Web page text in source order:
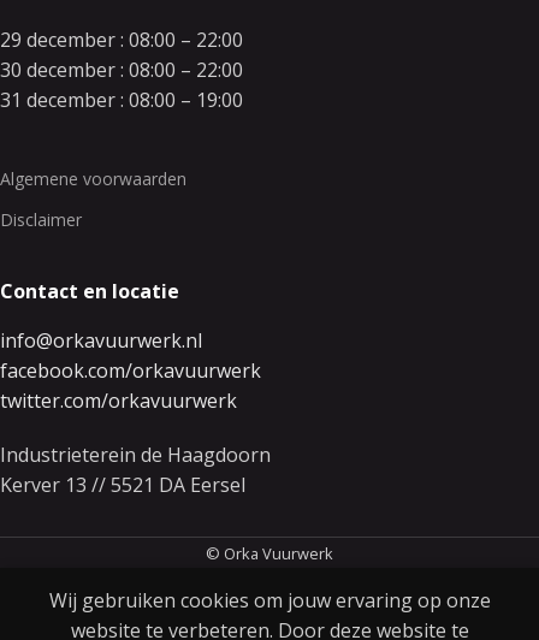
29 december : 08:00 – 22:00
30 december : 08:00 – 22:00
31 december : 08:00 – 19:00
Algemene voorwaarden
Disclaimer
Contact en locatie
info@orkavuurwerk.nl
facebook.com/orkavuurwerk
twitter.com/orkavuurwerk
Industrieterein de Haagdoorn
Kerver 13 // 5521 DA Eersel
© Orka Vuurwerk
Wij gebruiken cookies om jouw ervaring op onze
website te verbeteren. Door deze website te
Dream Star + Sky Passion + Planet
0